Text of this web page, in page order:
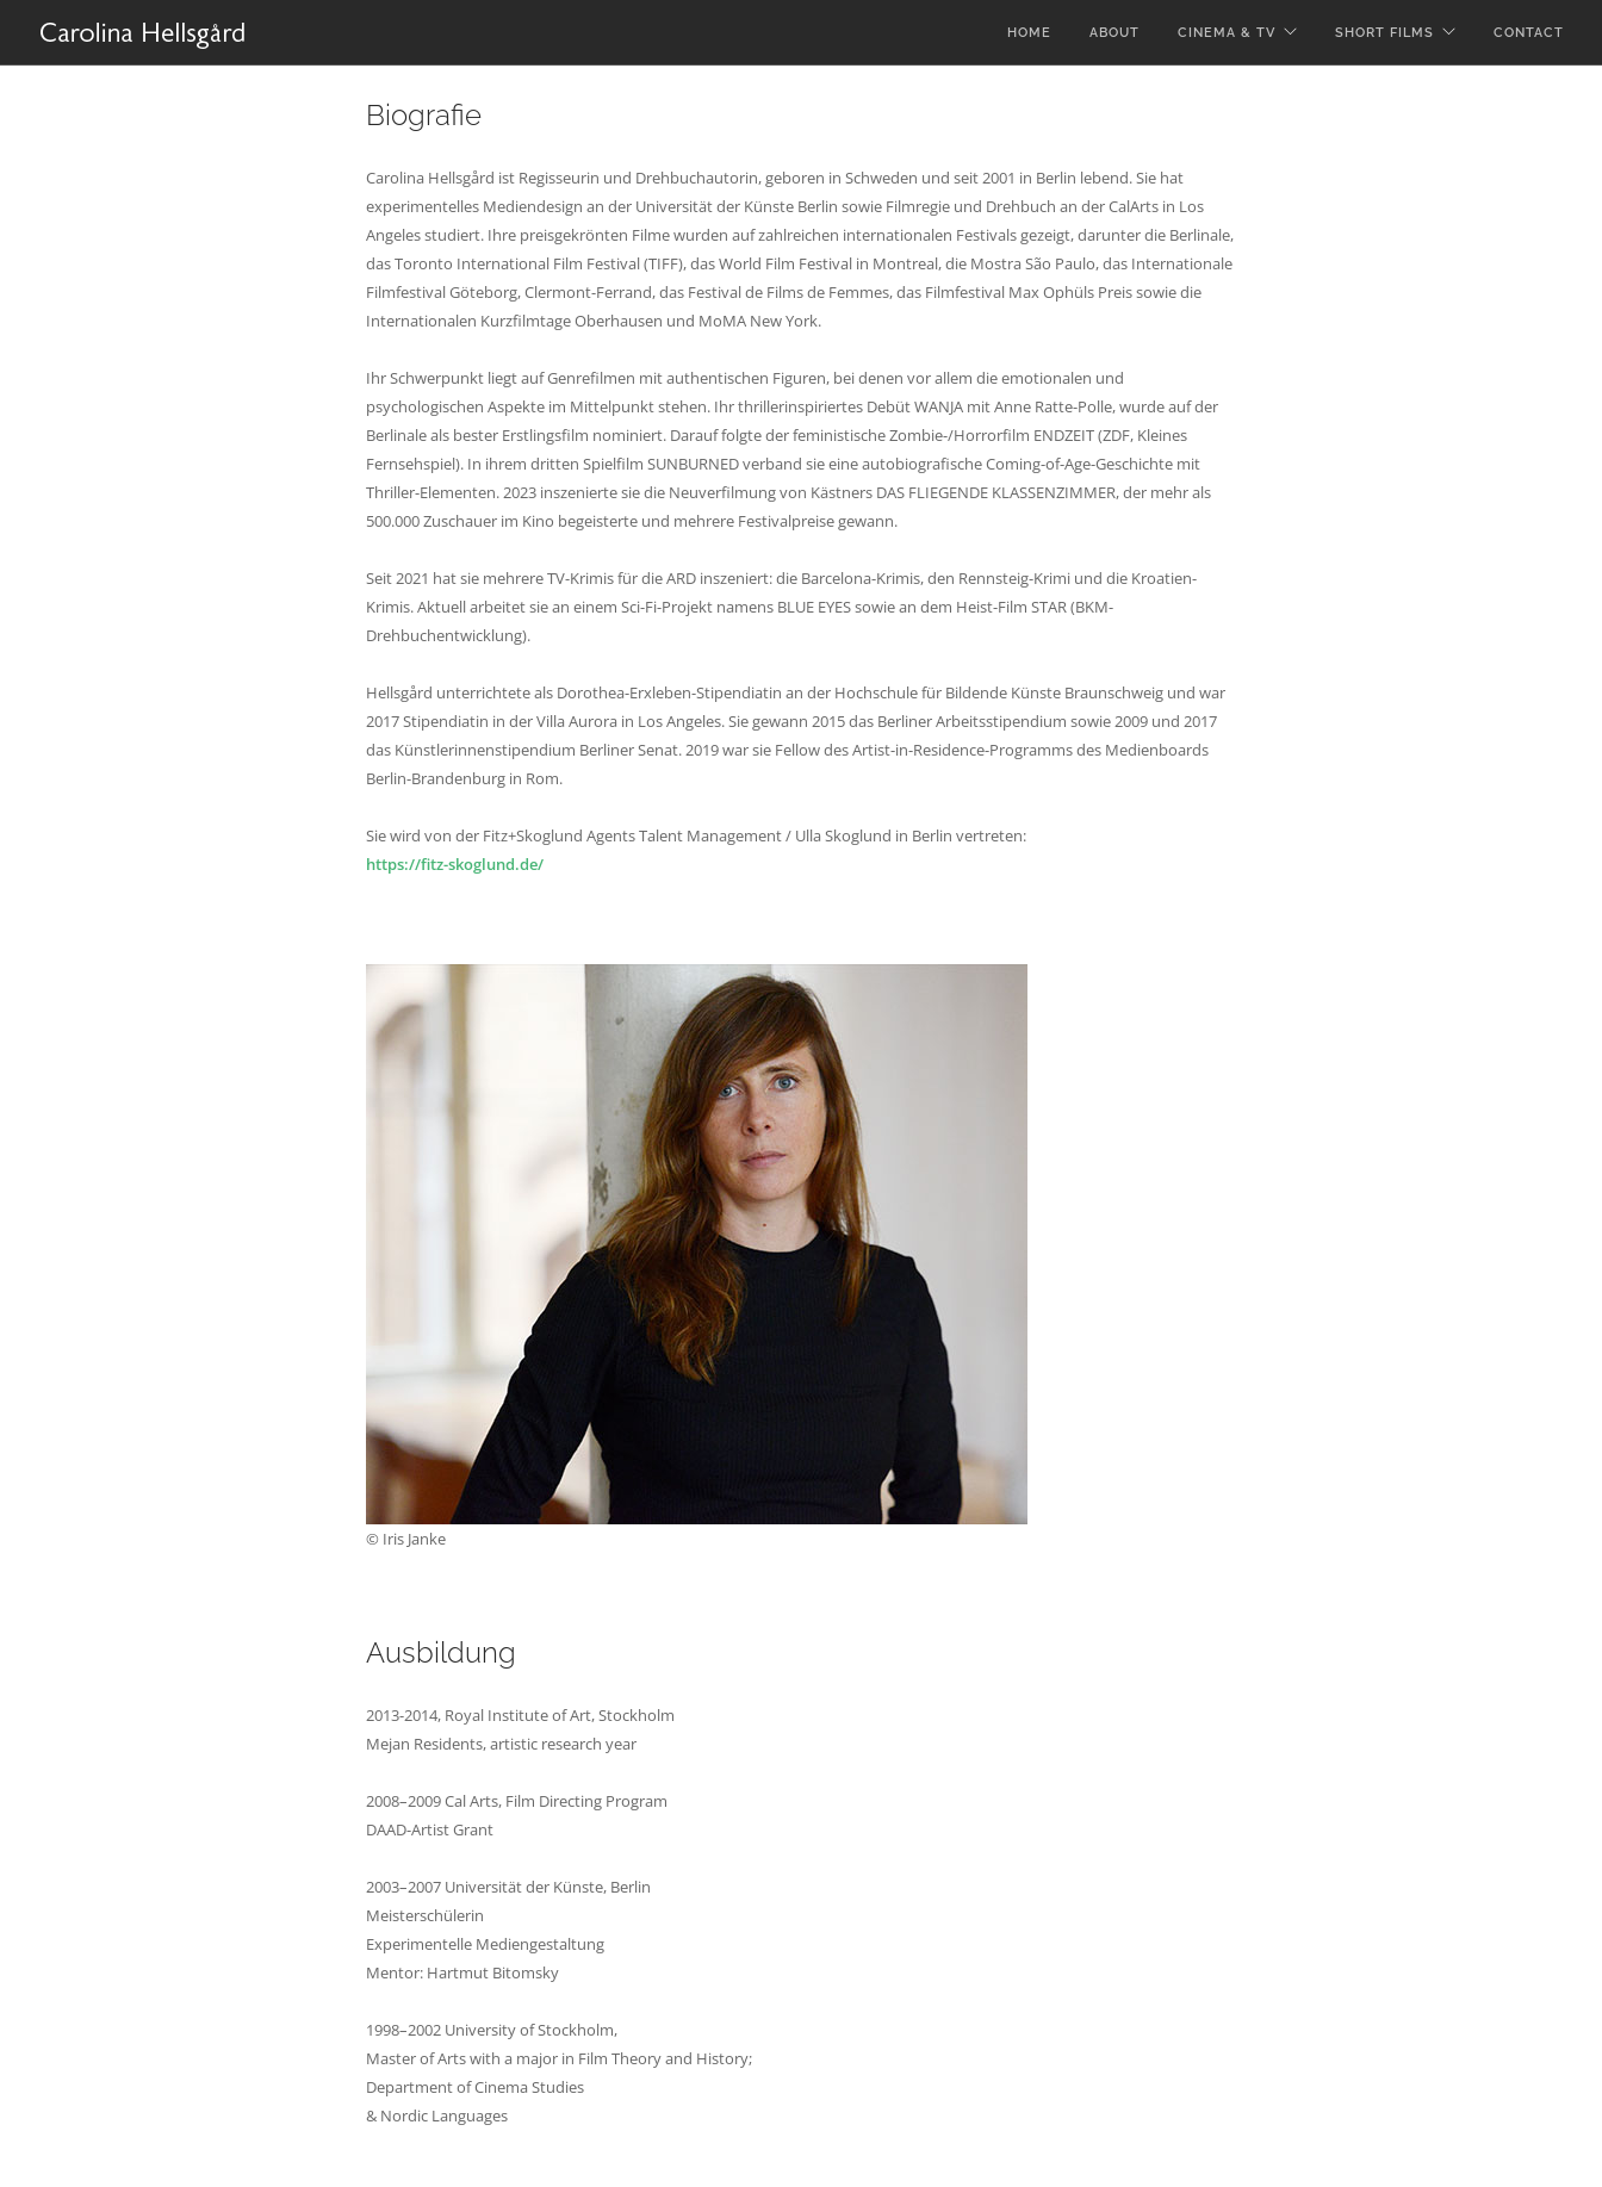
HOME ABOUT CINEMA & TV SHORT FILMS CONTACT
Biografie
Carolina Hellsgård ist Regisseurin und Drehbuchautorin, geboren in Schweden und seit 2001 in Berlin lebend. Sie hat
experimentelles Mediendesign an der Universität der Künste Berlin sowie Filmregie und Drehbuch an der CalArts in Los
Angeles studiert. Ihre preisgekrönten Filme wurden auf zahlreichen internationalen Festivals gezeigt, darunter die Berlinale,
das Toronto International Film Festival (TIFF), das World Film Festival in Montreal, die Mostra São Paulo, das Internationale
Filmfestival Göteborg, Clermont-Ferrand, das Festival de Films de Femmes, das Filmfestival Max Ophüls Preis sowie die
Internationalen Kurzfilmtage Oberhausen und MoMA New York.
Ihr Schwerpunkt liegt auf Genrefilmen mit authentischen Figuren, bei denen vor allem die emotionalen und
psychologischen Aspekte im Mittelpunkt stehen. Ihr thrillerinspiriertes Debüt WANJA mit Anne Ratte-Polle, wurde auf der
Berlinale als bester Erstlingsfilm nominiert. Darauf folgte der feministische Zombie-/Horrorfilm ENDZEIT (ZDF, Kleines
Fernsehspiel). In ihrem dritten Spielfilm SUNBURNED verband sie eine autobiografische Coming-of-Age-Geschichte mit
Thriller-Elementen. 2023 inszenierte sie die Neuverfilmung von Kästners DAS FLIEGENDE KLASSENZIMMER, der mehr als
500.000 Zuschauer im Kino begeisterte und mehrere Festivalpreise gewann.
Seit 2021 hat sie mehrere TV-Krimis für die ARD inszeniert: die Barcelona-Krimis, den Rennsteig-Krimi und die Kroatien-
Krimis. Aktuell arbeitet sie an einem Sci-Fi-Projekt namens BLUE EYES sowie an dem Heist-Film STAR (BKM-
Drehbuchentwicklung).
Hellsgård unterrichtete als Dorothea-Erxleben-Stipendiatin an der Hochschule für Bildende Künste Braunschweig und war
2017 Stipendiatin in der Villa Aurora in Los Angeles. Sie gewann 2015 das Berliner Arbeitsstipendium sowie 2009 und 2017
das Künstlerinnenstipendium Berliner Senat. 2019 war sie Fellow des Artist-in-Residence-Programms des Medienboards
Berlin-Brandenburg in Rom.
Sie wird von der Fitz+Skoglund Agents Talent Management / Ulla Skoglund in Berlin vertreten:
https://fitz-skoglund.de/
© Iris Janke
Ausbildung
2013-2014, Royal Institute of Art, Stockholm
Mejan Residents, artistic research year
2008–2009 Cal Arts, Film Directing Program
DAAD-Artist Grant
2003–2007 Universität der Künste, Berlin
Meisterschülerin
Experimentelle Mediengestaltung
Mentor: Hartmut Bitomsky
1998–2002 University of Stockholm,
Master of Arts with a major in Film Theory and History;
Department of Cinema Studies
& Nordic Languages